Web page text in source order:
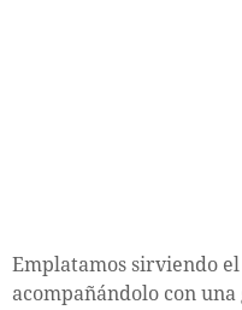
Emplatamos sirviendo
acompañándolo con